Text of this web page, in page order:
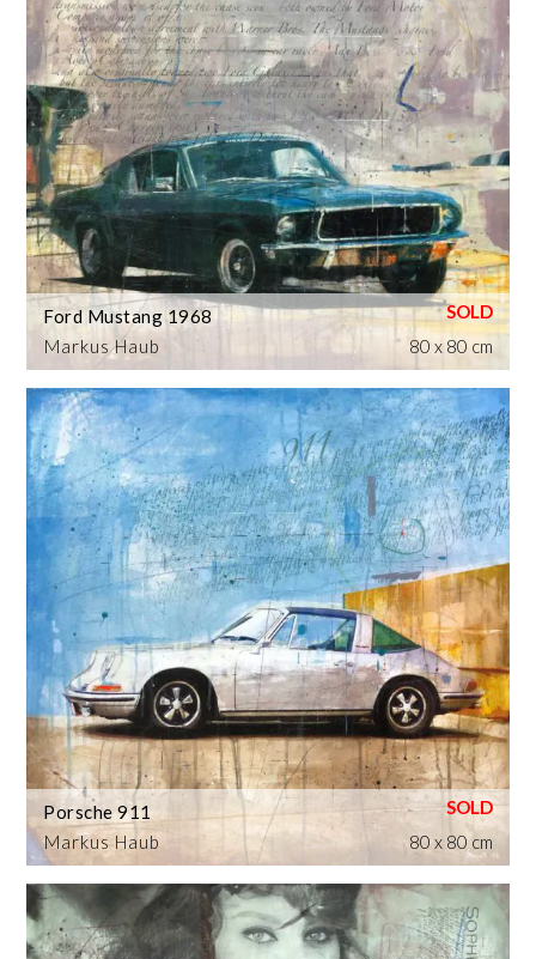
Markus Haub
Ford Mustang 1968
80 x 80 cm
Markus Haub
Porsche 911
80 x 80 cm